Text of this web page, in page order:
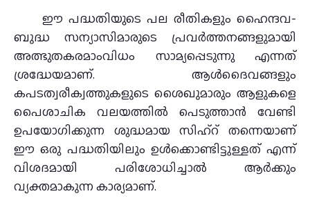
ഈ പദ്ധതിയുടെ പല രീതികളും ഹൈന്ദവ-
ബുദ്ധ സന്യാസിമാരുടെ പ്രവര്‍ത്തനങ്ങളുമായി
അത്ഭുതകരമാംവിധം സാമ്യപ്പെടുന്നു എന്നത്
ശ്രദ്ധേയമാണ്. ആള്‍ദൈവങ്ങളും
കപടത്വരീക്വത്തുകളുടെ ശൈഖുമാരും ആളുകളെ
പൈശാചിക വലയത്തില്‍ പെടുത്താന്‍ വേണ്ടി
ഉപയോഗിക്കുന്ന ശുദ്ധമായ സിഹ്‌റ് തന്നെയാണ്
ഈ ഒരു പദ്ധതിയിലും ഉള്‍ക്കൊണ്ടിട്ടുള്ളത് എന്ന്
വിശദമായി പരിശോധിച്ചാല്‍ ആര്‍ക്കും
വ്യക്തമാകുന്ന കാര്യമാണ്.